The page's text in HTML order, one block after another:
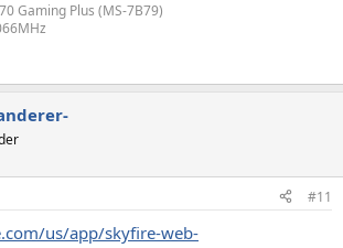
Gaming Plus (MS-7B79)
#11
us/app/skyfire-web-